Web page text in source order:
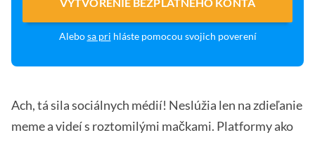
Alebosa pri hláste pomocou svojich poverení
Ach, tá sila sociálnych médií! Neslúžia len na zdieľanie
meme a videí s roztomilými mačkami. Platformy ako